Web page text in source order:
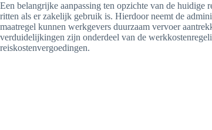
Een belangrijke aanpassing ten opzichte van de huidige
ritten als er zakelijk gebruik is. Hierdoor neemt de
maatregel kunnen werkgevers duurzaam vervoer
verduidelijkingen zijn onderdeel van de
reiskostenvergoedingen.